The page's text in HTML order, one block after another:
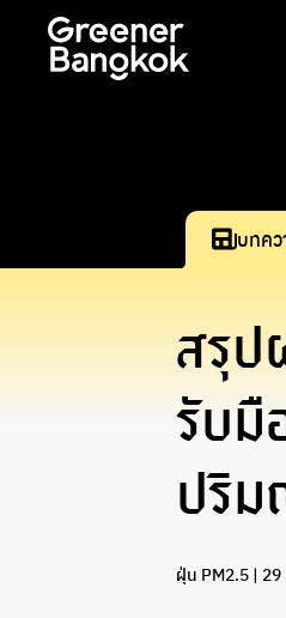
บทค
สรุป
รับมื
ปริ
ฝุ่น PM2.5 | 29